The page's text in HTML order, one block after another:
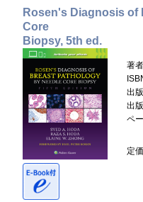
Rosen's Diagnosis of
Core
Biopsy, 5th ed.
著者
出
出
ペ
定